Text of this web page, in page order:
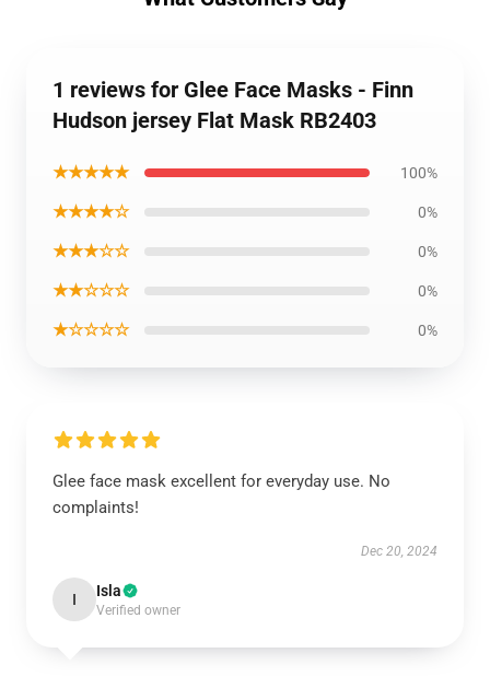
1 reviews for Glee Face Masks - Finn
Hudson jersey Flat Mask RB2403
★★★★★ 100%
★★★★☆ 0%
★★★☆☆ 0%
★★☆☆☆ 0%
★☆☆☆☆ 0%
Glee face mask excellent for everyday use. No
complaints!
Dec 20, 2024
I Isla
Verified owner